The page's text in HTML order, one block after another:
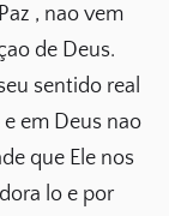
, nao vem
de Deus.
sentido real
em Deus nao
que Ele nos
lo e por